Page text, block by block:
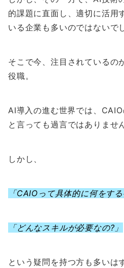
的課題に直面し、適切に活用
いる企業も多いのではないで
そこで今、注目されているの
役職。
AI導入の進む世界では、
と言っても過言ではありませ
しかし、
「CAIOって具体的に何をする
「どんなスキルが必要なの?」
という疑問を持つ方も多いは